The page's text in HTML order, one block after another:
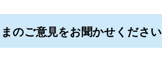
のご意見をお聞かせください